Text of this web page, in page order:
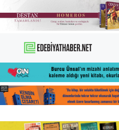
atla